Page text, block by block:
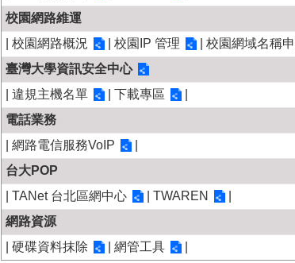
校園網路維運
校園網路概況 校園IP 管理 校園網域名稱
臺灣大學資訊安全中心
違規主機名單 下載專區
電話業務
網路電信服務VoIP
台大POP
TANet 台北區網中心 TWAREN
網路資源
硬碟資料抹除 網管工具